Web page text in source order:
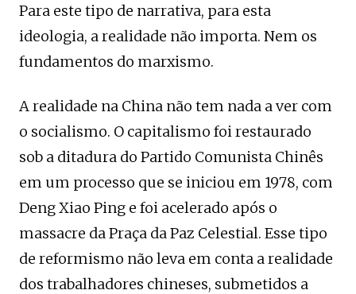
Para este tipo de narrativa, para esta
ideologia, a realidade não importa. Nem os
fundamentos do marxismo.
A realidade na China não tem nada a ver com
o socialismo. O capitalismo foi restaurado
sob a ditadura do Partido Comunista Chinês
em um processo que se iniciou em 1978, com
Deng Xiao Ping e foi acelerado após o
massacre da Praça da Paz Celestial. Esse tipo
de reformismo não leva em conta a realidade
dos trabalhadores chineses, submetidos a